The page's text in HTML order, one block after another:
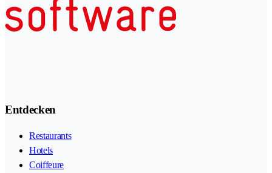
Entdecken
Restaurants
Hotels
Coiffeure